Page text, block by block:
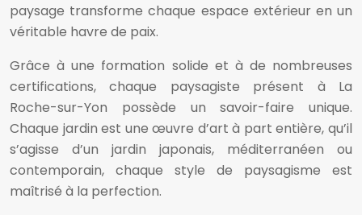
paysage transforme chaque espace extérieur en un
véritable havre de paix.
Grâce à une formation solide et à de nombreuses
certifications, chaque paysagiste présent à La
Roche-sur-Yon possède un savoir-faire unique.
Chaque jardin est une œuvre d’art à part entière, qu’il
s’agisse d’un jardin japonais, méditerranéen ou
contemporain, chaque style de paysagisme est
maîtrisé à la perfection.